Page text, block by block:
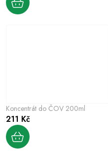
Koncentrát do ČOV 200ml
211 Kč